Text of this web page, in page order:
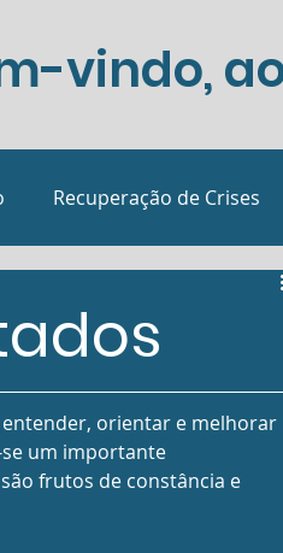
vindo,
Recuperação de Crises
orientar e melhorar
um importante
frutos de constância e